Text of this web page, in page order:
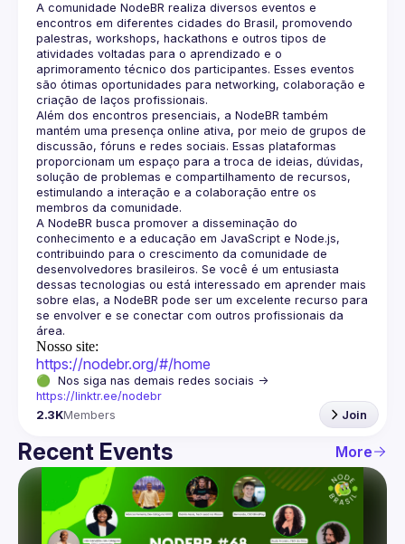
A comunidade NodeBR realiza diversos eventos e
encontros em diferentes cidades do Brasil, promovendo
palestras, workshops, hackathons e outros tipos de
atividades voltadas para o aprendizado e o
aprimoramento técnico dos participantes. Esses eventos
são ótimas oportunidades para networking, colaboração e
Além dos encontros presenciais, a NodeBR também
mantém uma presença online ativa, por meio de grupos de
discussão, fóruns e redes sociais. Essas plataformas
proporcionam um espaço para a troca de ideias, dúvidas,
solução de problemas e compartilhamento de recursos,
estimulando a interação e a colaboração entre os
A NodeBR busca promover a disseminação do
conhecimento e a educação em JavaScript e Node.js,
contribuindo para o crescimento da comunidade de
desenvolvedores brasileiros. Se você é um entusiasta
dessas tecnologias ou está interessado em aprender mais
sobre elas, a NodeBR pode ser um excelente recurso para
se envolver e se conectar com outros profissionais da
Nosso site:
https://nodebr.org/#/home
https://linktr.ee/nodebr
2.3KMembers Join
Recent Events More